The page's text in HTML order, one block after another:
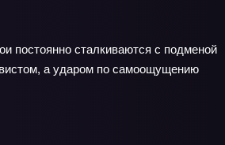
постоянно сталкиваются с подменой
а ударом по самоощущению